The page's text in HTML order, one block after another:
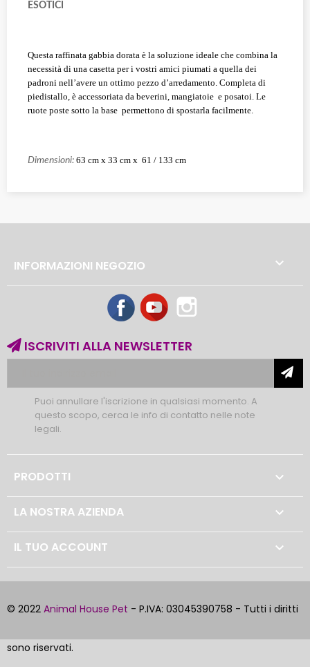
ESOTICI
Questa raffinata gabbia dorata è la soluzione ideale che combina la
necessità di una casetta per i vostri amici piumati a quella dei
padroni nell’avere un ottimo pezzo d’arredamento. Completa di
piedistallo, è accessoriata da beverini, mangiatoie e posatoi. Le
ruote poste sotto la base permettono di spostarla facilmente.
Dimensioni: 63 cm x 33 cm x 61 / 133 cm
INFORMAZIONI NEGOZIO 
FacebookYouTube
ISCRIVITI ALLA NEWSLETTER
Puoi annullare l'iscrizione in qualsiasi momento. A
questo scopo, cerca le info di contatto nelle note
legali.
PRODOTTI 
LA NOSTRA AZIENDA 
IL TUO ACCOUNT 
© 2022 Animal House Pet - P.IVA: 03045390758 - Tutti i diritti
sono riservati.